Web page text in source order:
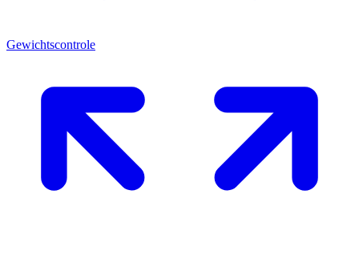
Gewichtscontrole